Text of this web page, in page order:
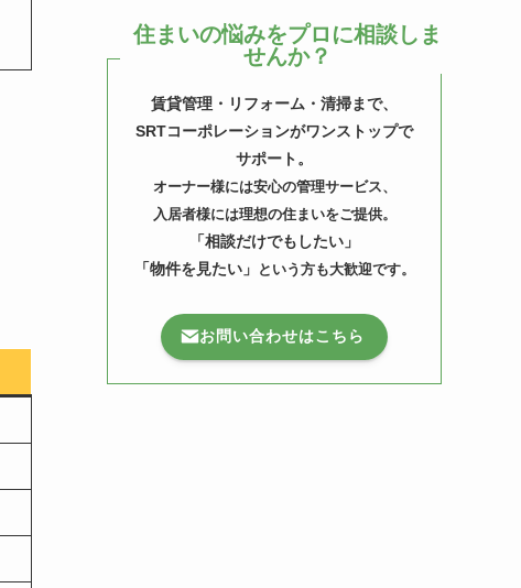
住まいの悩みをプロに相談しま
せんか？
賃貸管理・リフォーム・清掃まで、
SRTコーポレーションがワンストップで
サポート。
オーナー様には安心の管理サービス、
入居者様には理想の住まいをご提供。
「相談だけでもしたい」
「物件を見たい」 という方も大歓迎です。
お問い合わせはこちら